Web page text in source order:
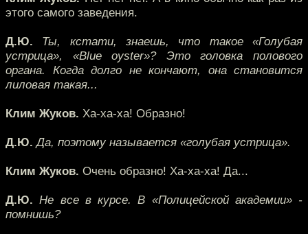
этого самого заведения.
Д.Ю. Ты, кстати, знаешь, что такое «Голубая
устрица», «Blue oyster»? Это головка полового
органа. Когда долго не кончают, она становится
лиловая такая...
Клим Жуков. Ха-ха-ха! Образно!
Д.Ю. Да, поэтому называется «голубая устрица».
Клим Жуков. Очень образно! Ха-ха-ха! Да...
Д.Ю. Не все в курсе. В «Полицейской академии» -
помнишь?